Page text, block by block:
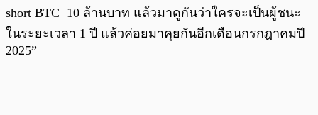
short BTC 10 ล้านบาท แล้วมาดูกันว่าใครจะเป็นผู้ชนะ
ในระยะเวลา 1 ปี แล้วค่อยมาคุยกันอีกเดือนกรกฎาคมปี
2025”